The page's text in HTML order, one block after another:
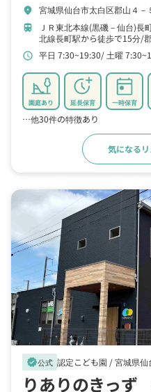
location_on 宮城県仙台市太白区郡山４－
train ＪＲ東北本線(黒磯－仙台)長
北線長町駅から徒歩で15分
バスで3分
schedule 平日 7:30~19:30 土曜
園庭あり 延長保育 一時保育
…他30件の特徴あり
気になる
verified公式 認定こども園 /宮城県仙
りありのきっ